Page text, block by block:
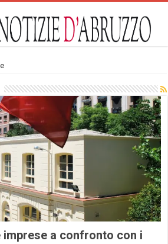
imprese a confronto con i